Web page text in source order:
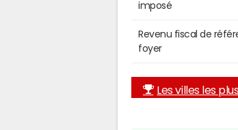
imposé
Revenu fiscal de
foyer
Les villes les